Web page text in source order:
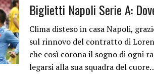
Biglietti Napoli Serie A:
Clima disteso in casa Napoli,
sul rinnovo del contratto di
che così corona il sogno di ogni
legarsi alla sua squadra del